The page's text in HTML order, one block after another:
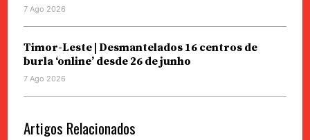
7 Ago 2026
Timor-Leste | Desmantelados 16 centros de
burla ‘online’ desde 26 de junho
7 Ago 2026
Artigos Relacionados